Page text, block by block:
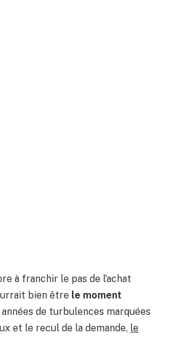
à franchir le pas de l’achat
bien être le moment
de turbulences marquées
et le recul de la demande, le